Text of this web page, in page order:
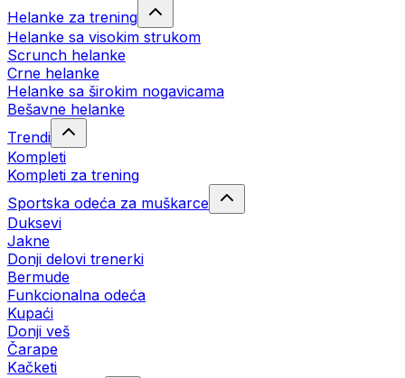
Helanke za trening
Helanke sa visokim strukom
Scrunch helanke
Crne helanke
Helanke sa širokim nogavicama
Bešavne helanke
Trendi
Kompleti
Kompleti za trening
Sportska odeća za muškarce
Duksevi
Jakne
Donji delovi trenerki
Bermude
Funkcionalna odeća
Kupaći
Donji veš
Čarape
Kačketi